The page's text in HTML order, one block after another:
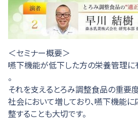
＜セミナー概要＞
嚥下機能が低下した方の栄養管理に
。
それを支えるとろみ調整食品の重要
社会において増しており、嚥下機能
整することも大切です。